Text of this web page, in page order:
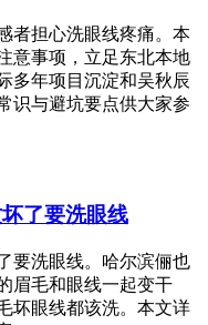
者担心洗眼线疼痛。本
意事项，立足东北本地
多年项目沉淀和吴秋辰
识与避坑要点供大家参
了要洗眼线
要洗眼线。哈尔滨俪也
眉毛和眼线一起变干
坏眼线都该洗。本文详